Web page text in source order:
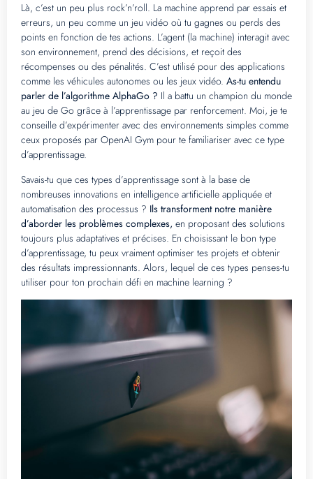
Là, c’est un peu plus rock’n’roll. La machine apprend par essais et
erreurs, un peu comme un jeu vidéo où tu gagnes ou perds des
points en fonction de tes actions. L’agent (la machine) interagit avec
son environnement, prend des décisions, et reçoit des
récompenses ou des pénalités. C’est utilisé pour des applications
comme les véhicules autonomes ou les jeux vidéo. As-tu entendu
parler de l’algorithme AlphaGo ? Il a battu un champion du monde
au jeu de Go grâce à l’apprentissage par renforcement. Moi, je te
conseille d’expérimenter avec des environnements simples comme
ceux proposés par OpenAI Gym pour te familiariser avec ce type
d’apprentissage.
Savais-tu que ces types d’apprentissage sont à la base de
nombreuses innovations en intelligence artificielle appliquée et
automatisation des processus ? Ils transforment notre manière
d’aborder les problèmes complexes, en proposant des solutions
toujours plus adaptatives et précises. En choisissant le bon type
d’apprentissage, tu peux vraiment optimiser tes projets et obtenir
des résultats impressionnants. Alors, lequel de ces types penses-tu
utiliser pour ton prochain défi en machine learning ?